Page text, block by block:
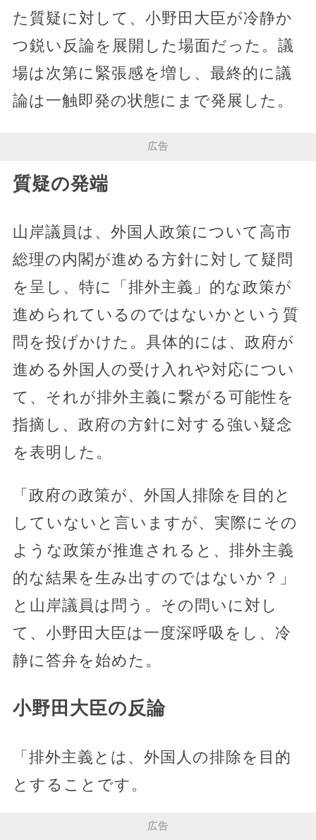
た質疑に対して、小野田大臣が冷静か
つ鋭い反論を展開した場面だった。議
場は次第に緊張感を増し、最終的に議
論は一触即発の状態にまで発展した。
広告
質疑の発端
山岸議員は、外国人政策について高市
総理の内閣が進める方針に対して疑問
を呈し、特に「排外主義」的な政策が
進められているのではないかという質
問を投げかけた。具体的には、政府が
進める外国人の受け入れや対応につい
て、それが排外主義に繋がる可能性を
指摘し、政府の方針に対する強い疑念
を表明した。
「政府の政策が、外国人排除を目的と
していないと言いますが、実際にその
ような政策が推進されると、排外主義
的な結果を生み出すのではないか？」
と山岸議員は問う。その問いに対し
て、小野田大臣は一度深呼吸をし、冷
静に答弁を始めた。
小野田大臣の反論
「排外主義とは、外国人の排除を目的
とすることです。
広告